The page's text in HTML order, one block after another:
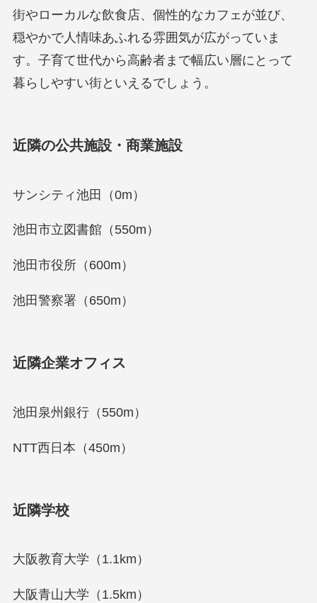
街やローカルな飲食店、個性的なカフェが並び、
穏やかで人情味あふれる雰囲気が広がっていま
す。子育て世代から高齢者まで幅広い層にとって
暮らしやすい街といえるでしょう。
近隣の公共施設・商業施設
サンシティ池田（0m）
池田市立図書館（550m）
池田市役所（600m）
池田警察署（650m）
近隣企業オフィス
池田泉州銀行（550m）
NTT西日本（450m）
近隣学校
大阪教育大学（1.1km）
大阪青山大学（1.5km）